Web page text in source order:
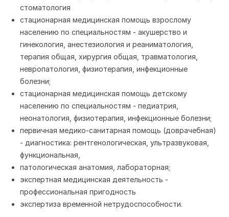
стоматология
стационарная медицинская помощь взрослому
населению по специальностям - акушерство и
гинекология, анестезиология и реаниматология,
терапия общая, хирургия общая, травматология,
невропатология, физиотерапия, инфекционные
болезни;
стационарная медицинская помощь детскому
населению по специальностям - педиатрия,
неонатология, физиотерапия, инфекционные болезни;
первичная медико-санитарная помощь (доврачебная)
- диагностика: рентгенологическая, ультразвуковая,
функциональная,
патологическая анатомия, лабораторная;
экспертная медицинская деятельность -
профессиональная пригодность
экспертиза временной нетрудоспособности.